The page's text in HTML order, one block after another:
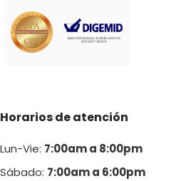
Horarios de atención
Lun-Vie: 7:00am a 8:00pm
Sábado: 7:00am a 6:00pm